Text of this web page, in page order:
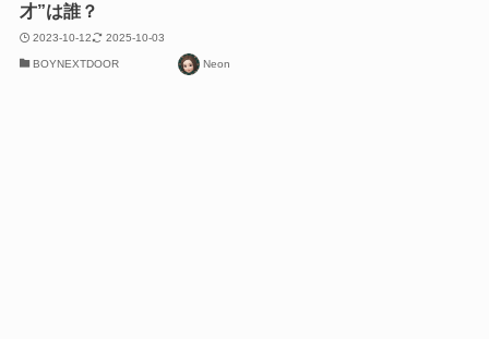
才”は誰？
2023-10-12 2025-10-03
BOYNEXTDOOR Neon